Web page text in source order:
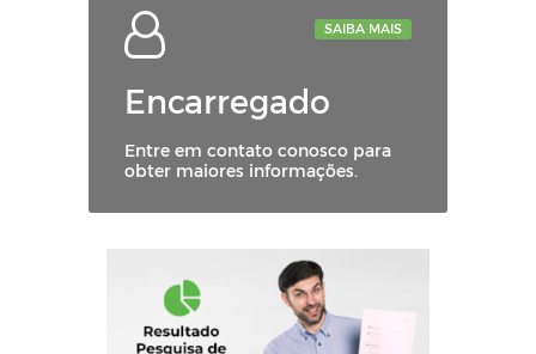
Encarregado
Entre em contato conosco para
obter maiores informações.
SAIBA MAIS